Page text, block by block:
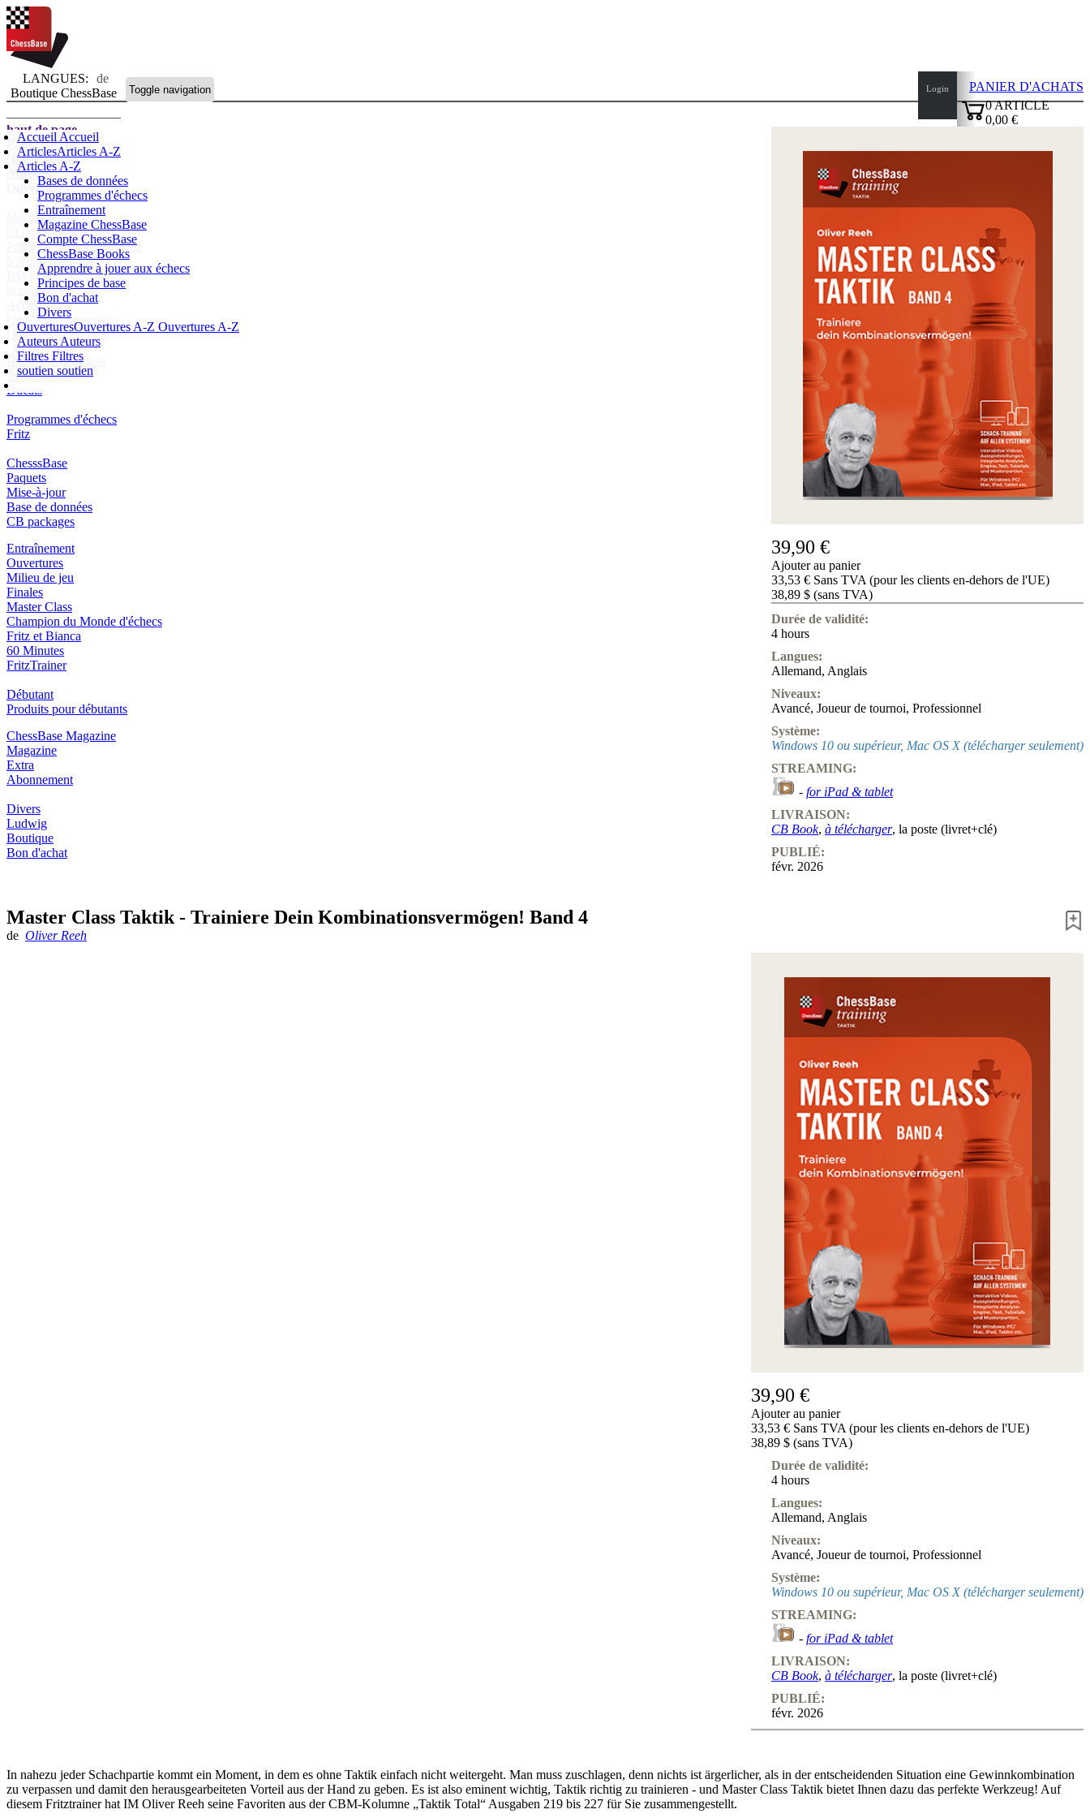
LANGUES:
de
Boutique ChessBase
Toggle navigation
Accueil Accueil
ArticlesArticles A-Z
Articles A-Z
Bases de données
Programmes d'échecs
Entraînement
Magazine ChessBase
Compte ChessBase
ChessBase Books
Apprendre à jouer aux échecs
Principes de base
Bon d'achat
Divers
OuverturesOuvertures A-Z Ouvertures A-Z
Auteurs Auteurs
Filtres Filtres
soutien soutien
Login
PANIER D'ACHATS
0ARTICLE
0,00 €
39,90 €
Ajouter au panier
33,53 € Sans TVA (pour les clients en-dehors de l'UE)
38,89 $ (sans TVA)
Durée de validité:
4 hours
Langues:
Allemand, Anglais
Niveaux:
Avancé, Joueur de tournoi, Professionnel
Système:
Windows 10 ou supérieur, Mac OS X (télécharger seulement)
STREAMING:
- for iPad & tablet
LIVRAISON:
CB Book, à télécharger, la poste (livret+clé)
PUBLIÉ:
févr. 2026
Master Class Taktik - Trainiere Dein Kombinationsvermögen! Band 4
de Oliver Reeh
39,90 €
Ajouter au panier
33,53 € Sans TVA (pour les clients en-dehors de l'UE)
38,89 $ (sans TVA)
Durée de validité:
4 hours
Langues:
Allemand, Anglais
Niveaux:
Avancé, Joueur de tournoi, Professionnel
Système:
Windows 10 ou supérieur, Mac OS X (télécharger seulement)
STREAMING:
- for iPad & tablet
LIVRAISON:
CB Book, à télécharger, la poste (livret+clé)
PUBLIÉ:
févr. 2026
In nahezu jeder Schachpartie kommt ein Moment, in dem es ohne Taktik einfach nicht weitergeht. Man muss zuschlagen, denn nichts ist ärgerlicher, als in der entscheidenden Situation eine Gewinnkombination
zu verpassen und damit den herausgearbeiteten Vorteil aus der Hand zu geben. Es ist also eminent wichtig, Taktik richtig zu trainieren - und Master Class Taktik bietet Ihnen dazu das perfekte Werkzeug! Auf
diesem Fritztrainer hat IM Oliver Reeh seine Favoriten aus der CBM-Kolumne „Taktik Total“ Ausgaben 219 bis 227 für Sie zusammengestellt.
haut de page
Page d'accueil
Nouveautés
Auteurs
Ouvertures
Mentions légales
CGV
Politique de confidentialité
à propos de nous
FAQ
licences
Accessibility
Cookies Management
Compliance Hotline
Compte ChessBase
Abonnement
Ducats
Programmes d'échecs
Fritz
ChesssBase
Paquets
Mise-à-jour
Base de données
CB packages
Entraînement
Ouvertures
Milieu de jeu
Finales
Master Class
Champion du Monde d'échecs
Fritz et Bianca
60 Minutes
FritzTrainer
Débutant
Produits pour débutants
ChessBase Magazine
Magazine
Extra
Abonnement
Divers
Ludwig
Boutique
Bon d'achat